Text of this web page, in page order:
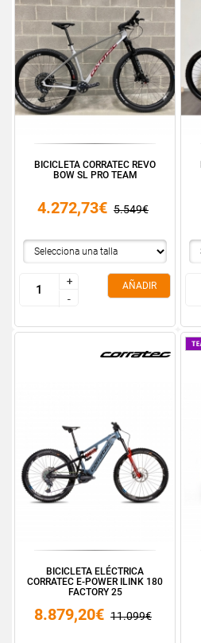
BICICLETA CORRATEC REVO
BOW SL PRO TEAM
4.272,73€ 5.549€
+
-
+
-
AÑADIR
BICICLETA ELÉCTRICA
CORRATEC E-POWER ILINK 180
FACTORY 25
8.879,20€ 11.099€